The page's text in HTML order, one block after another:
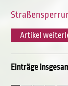
Artikel
Einträge